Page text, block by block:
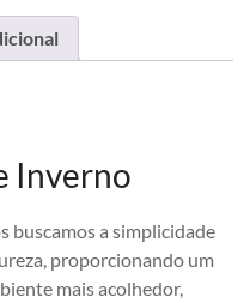
Inverno
buscamos a simplicidade
proporcionando um
mais acolhedor,